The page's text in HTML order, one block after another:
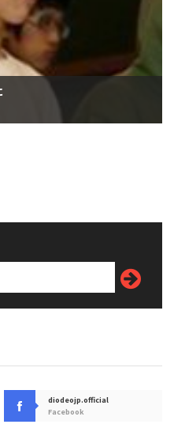
diodeojp.official
Facebook